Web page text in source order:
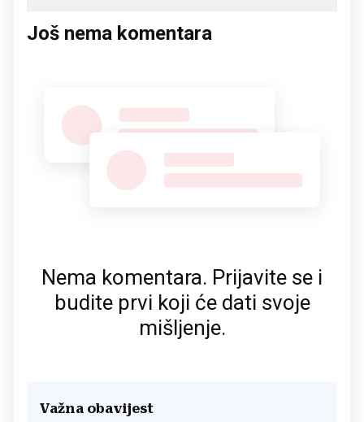
Još nema komentara
Nema komentara. Prijavite se i
budite prvi koji će dati svoje
mišljenje.
Važna obavijest